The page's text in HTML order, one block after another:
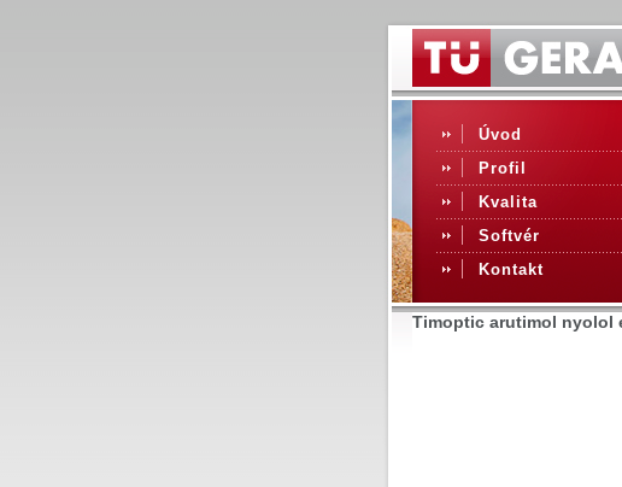
Úvod
Profil
Kvalita
Softvér
Kontakt
Timoptic arutimol nyolol